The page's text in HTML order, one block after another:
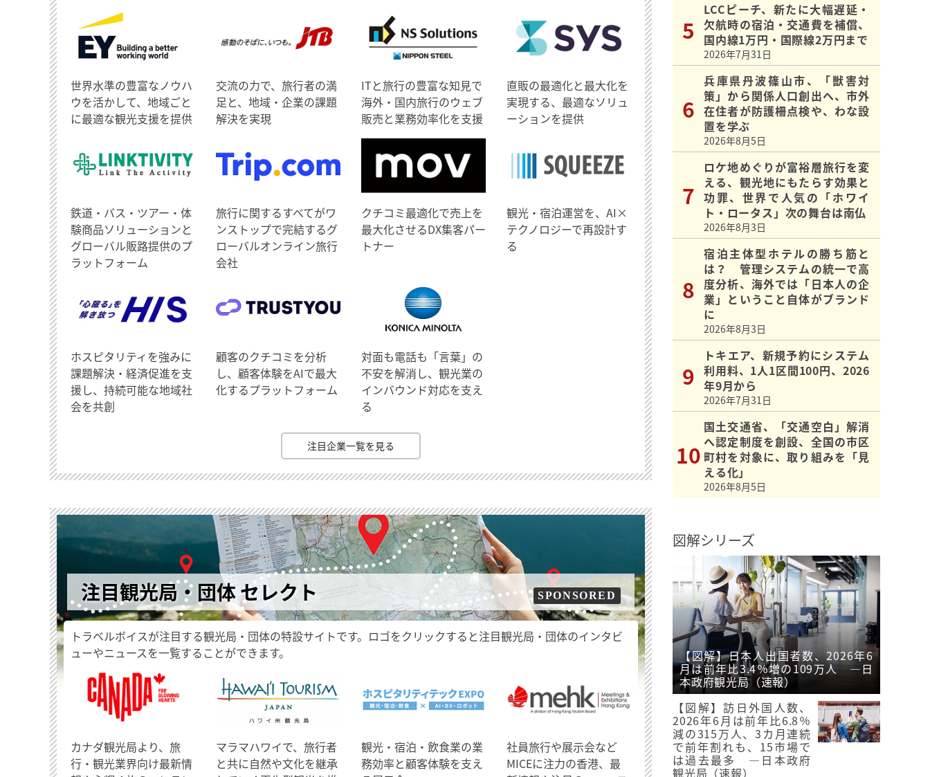
世界水準の豊富なノウハ
ウを活かして、地域ごと
に最適な観光支援を提供
交流の力で、旅行者の満
足と、地域・企業の課題
解決を実現
ITと旅行の豊富な知見で
海外・国内旅行のウェブ
販売と業務効率化を支援
直販の最適化と最大化を
実現する、最適なソリュ
ーションを提供
鉄道・バス・ツアー・体
験商品ソリューションと
グローバル販路提供のプ
ラットフォーム
旅行に関するすべてがワ
ンストップで完結するグ
ローバルオンライン旅行
会社
クチコミ最適化で売上を
最大化させるDX集客パー
トナー
観光・宿泊運営を、AI×
テクノロジーで再設計す
る
ホスピタリティを強みに
課題解決・経済促進を支
援し、持続可能な地域社
会を共創
顧客のクチコミを分析
し、顧客体験をAIで最大
化するプラットフォーム
対面も電話も「言葉」の
不安を解消し、観光業の
インバウンド対応を支え
る
注目企業一覧を見る
注目観光局・団体 セレクト SPONSORED
トラベルボイスが注目する観光局・団体の特設サイトです。ロゴをクリックすると注目観光局・団体のインタビ
ューやニュースを一覧することができます。
​カナダ観光局より、旅
行・観光業界向け最新情
マラマハワイで、旅行者
と共に自然や文化を継承
観光・宿泊・飲食業の業
務効率と顧客体験を支え
社員旅行や展示会など
MICEに注力の香港、最
LCCピーチ、新たに大幅遅延・
欠航時の宿泊・交通費を補償、
国内線1万円・国際線2万円まで
2026年7月31日
兵庫県丹波篠山市、「獣害対
策」から関係人口創出へ、市外
在住者が防護柵点検や、わな設
置を学ぶ
2026年8月5日
ロケ地めぐりが富裕層旅行を変
える、観光地にもたらす効果と
功罪、世界で人気の「ホワイ
ト・ロータス」次の舞台は南仏
2026年8月3日
宿泊主体型ホテルの勝ち筋と
は？ 管理システムの統一で高
度分析、海外では「日本人の企
業」ということ自体がブランド
に
2026年8月3日
トキエア、新規予約にシステム
利用料、1人1区間100円、2026
年9月から
2026年7月31日
国土交通省、「交通空白」解消
へ認定制度を創設、全国の市区
町村を対象に、取り組みを「見
える化」
2026年8月5日
図解シリーズ
【図解】日本人出国者数、2026年6
月は前年比3.4％増の109万人 ―日
本政府観光局（速報）
【図解】訪日外国人数、
2026年6月は前年比6.8％
減の315万人、3カ月連続
で前年割れも、15市場で
は過去最多 ―日本政府
観光局（速報）